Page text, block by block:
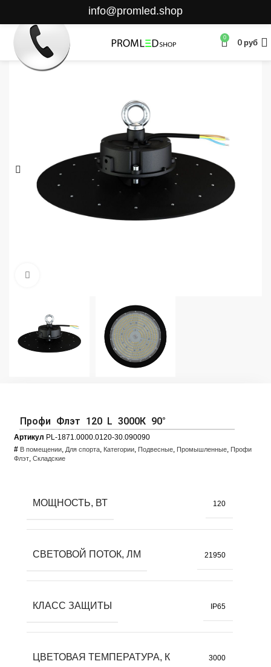
info@promled.shop
0 0руб
Профи Флэт 120 L 3000К 90°
Артикул PL-1871.0000.0120-30.090090
# В помещении, Для спорта, Категории, Подвесные, Промышленные, Профи
Флэт, Складские
МОЩНОСТЬ, ВТ 120
СВЕТОВОЙ ПОТОК, ЛМ 21950
КЛАСС ЗАЩИТЫ IP65
ЦВЕТОВАЯ ТЕМПЕРАТУРА, К 3000